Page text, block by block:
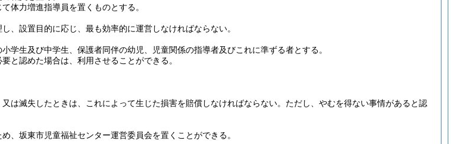
体力増進指導員を置くものとする。
、設置目的に応じ、最も効率的に運営しなければならない。
学生及び中学生、保護者同伴の幼児、児童関係の指導者及びこれに準ずる者とする。
と認めた場合は、利用させることができる。
は滅失したときは、これによって生じた損害を賠償しなければならない。 ただし、やむを得ない事情があると認
、坂東市児童福祉センター運営委員会を置くことができる。